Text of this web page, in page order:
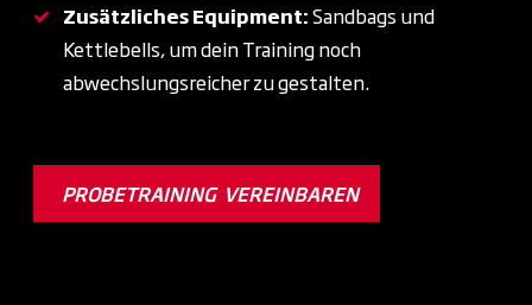
Zusätzliches Equipment:Sandbags und
Kettlebells, um dein Training noch
abwechslungsreicher zu gestalten.
PROBETRAINING VEREINBAREN